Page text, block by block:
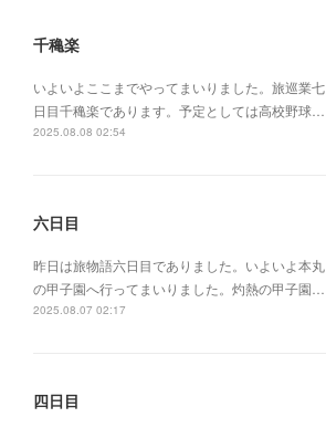
千穐楽
いよいよここまでやってまいりました。旅巡業七
日目千穐楽であります。予定としては高校野球…
2025.08.08 02:54
六日目
昨日は旅物語六日目でありました。いよいよ本丸
の甲子園へ行ってまいりました。灼熱の甲子園…
2025.08.07 02:17
四日目